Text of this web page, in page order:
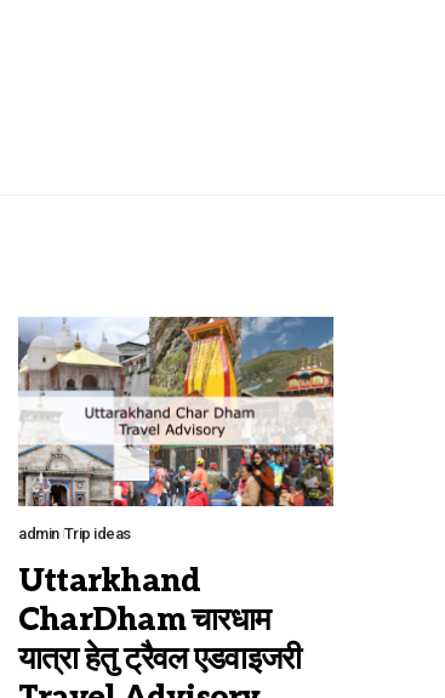
admin Trip ideas
Uttarkhand
CharDham चारधाम
यात्रा हेतु ट्रैवल एडवाइजरी